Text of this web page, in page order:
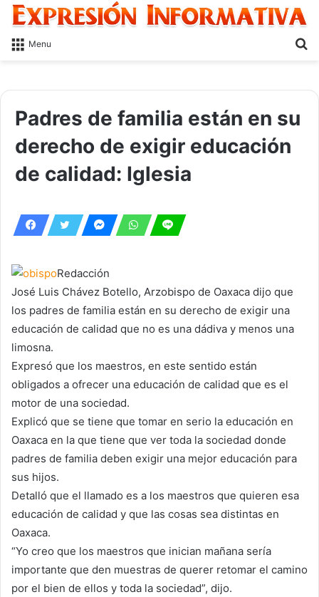
Menu
Padres de familia están en su
derecho de exigir educación
de calidad: Iglesia
Redacción
José Luis Chávez Botello, Arzobispo de Oaxaca dijo que
los padres de familia están en su derecho de exigir una
educación de calidad que no es una dádiva y menos una
limosna.
Expresó que los maestros, en este sentido están
obligados a ofrecer una educación de calidad que es el
motor de una sociedad.
Explicó que se tiene que tomar en serio la educación en
Oaxaca en la que tiene que ver toda la sociedad donde
padres de familia deben exigir una mejor educación para
sus hijos.
Detalló que el llamado es a los maestros que quieren esa
educación de calidad y que las cosas sea distintas en
Oaxaca.
“Yo creo que los maestros que inician mañana sería
importante que den muestras de querer retomar el camino
por el bien de ellos y toda la sociedad”, dijo.